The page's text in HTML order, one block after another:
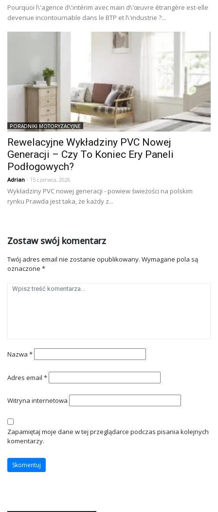
Pourquoi l\'agence d\'intérim avec main d\'œuvre étrangère est-elle
devenue incontournable dans le BTP et l\'industrie ?...
PORADNIKI MOTORYZACYJNE
Rewelacyjne Wykładziny PVC Nowej
Generacji – Czy To Koniec Ery Paneli
Podłogowych?
Adrian - 15 czerwca, 2026
Wykładziny PVC nowej generacji - powiew świeżości na polskim
rynku Prawda jest taka, że każdy z...
Zostaw swój komentarz
Twój adres email nie zostanie opublikowany. Wymagane pola są
oznaczone *
Nazwa *
Adres email *
Witryna internetowa
Zapamiętaj moje dane w tej przeglądarce podczas pisania kolejnych
komentarzy.